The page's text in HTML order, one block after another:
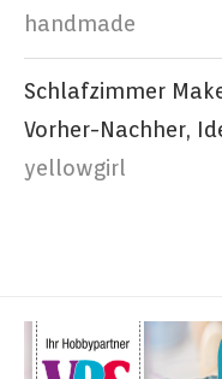
handmade
Schlafzimmer
Vorher-Nachher,
yellowgirl